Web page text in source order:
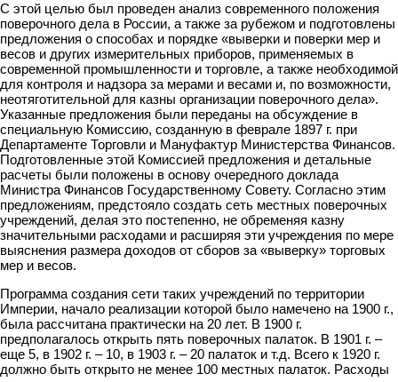
С этой целью был проведен анализ современного положения
поверочного дела в России, а также за рубежом и подготовлены
предложения о способах и порядке «выверки и поверки мер и
весов и других измерительных приборов, применяемых в
современной промышленности и торговле, а также необходимой
для контроля и надзора за мерами и весами и, по возможности,
неотяготительной для казны организации поверочного дела».
Указанные предложения были переданы на обсуждение в
специальную Комиссию, созданную в феврале 1897 г. при
Департаменте Торговли и Мануфактур Министерства Финансов.
Подготовленные этой Комиссией предложения и детальные
расчеты были положены в основу очередного доклада
Министра Финансов Государственному Совету. Согласно этим
предложениям, предстояло создать сеть местных поверочных
учреждений, делая это постепенно, не обременяя казну
значительными расходами и расширяя эти учреждения по мере
выяснения размера доходов от сборов за «выверку» торговых
мер и весов.
Программа создания сети таких учреждений по территории
Империи, начало реализации которой было намечено на 1900 г.,
была рассчитана практически на 20 лет. В 1900 г.
предполагалось открыть пять поверочных палаток. В 1901 г. –
еще 5, в 1902 г. – 10, в 1903 г. – 20 палаток и т.д. Всего к 1920 г.
должно быть открыто не менее 100 местных палаток. Расходы